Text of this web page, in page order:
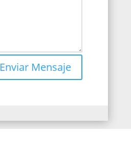
Enviar Mensaje